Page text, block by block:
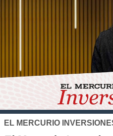
SANTO TOMÁS
IP-CFT Santo Tomás